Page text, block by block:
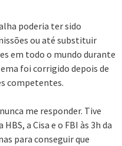
poderia ter sido
ou até substituir
em todo o mundo durante
foi corrigido depois de
competentes.
me responder. Tive
a Cisa e o FBI às 3h da
para conseguir que